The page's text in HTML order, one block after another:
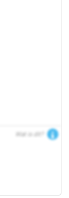
Wat is dit?